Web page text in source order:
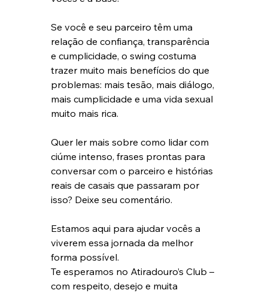
Se você e seu parceiro têm uma
relação de confiança, transparência
e cumplicidade, o swing costuma
trazer muito mais benefícios do que
problemas: mais tesão, mais diálogo,
mais cumplicidade e uma vida sexual
muito mais rica.
Quer ler mais sobre como lidar com
ciúme intenso, frases prontas para
conversar com o parceiro e histórias
reais de casais que passaram por
isso? Deixe seu comentário.
Estamos aqui para ajudar vocês a
viverem essa jornada da melhor
forma possível.
Te esperamos no Atiradouro’s Club –
com respeito, desejo e muita